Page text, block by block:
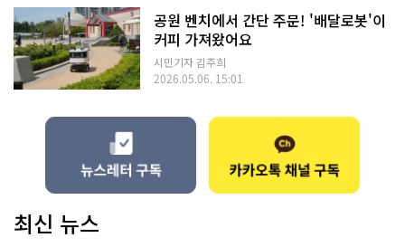
공원 벤치에서 간단 주문! '배달로봇'이
커피 가져왔어요
시민기자 김주희
2026.05.06. 15:01
최신 뉴스